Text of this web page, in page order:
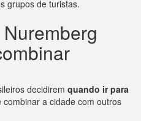
grupos de turistas.
decidirem quando ir para
combinar a cidade com outros